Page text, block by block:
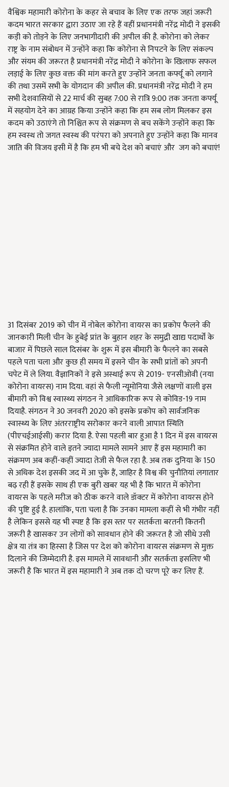
वैश्विक महामारी कोरोना के कहर से बचाव के लिए एक तरफ जहां जरूरी
कदम भारत सरकार द्वारा उठाए जा रहे हैं वहीं प्रधानमंत्री नरेंद्र मोदी ने इसकी
कड़ी को तोड़ने के लिए जनभागीदारी की अपील की है. कोरोना को लेकर
राष्ट्र के नाम संबोधन में उन्होंने कहा कि कोरोना से निपटने के लिए संकल्प
और संयम की जरूरत है प्रधानमंत्री नरेंद्र मोदी ने कोरोना के खिलाफ सफल
लड़ाई के लिए कुछ वक्त की मांग करते हुए उन्होंने जनता कर्फ्यू को लगाने
की तथा उसमें सभी के योगदान की अपील की. प्रधानमंत्री नरेंद्र मोदी ने हम
सभी देशवासियों से 22 मार्च की सुबह 7:00 से रात्रि 9:00 तक जनता कर्फ्यू
में सहयोग देने का आग्रह किया उन्होंने कहा कि हम सब लोग मिलकर इस
कदम को उठाएंगे तो निश्चित रूप से संक्रमण से बच सकेंगे उन्होंने कहा कि
हम स्वस्थ तो जगत स्वस्थ की परंपरा को अपनाते हुए उन्होंने कहा कि मानव
जाति की विजय इसी में है कि हम भी बचे देश को बचाएं और जग को बचाएं!
31 दिसंबर 2019 को चीन में नोबेल कोरोना वायरस का प्रकोप फैलने की
जानकारी मिली चीन के हुबेई प्रांत के बुहान शहर के समुद्री खाद्य पदार्थों के
बाजार में पिछले साल दिसंबर के शुरू में इस बीमारी के फैलने का सबसे
पहले पता चला और कुछ ही समय में इसने चीन के सभी प्रांतों को अपनी
चपेट में ले लिया. वैज्ञानिकों ने इसे अस्थाई रूप से 2019- एनसीओवी (नया
कोरोना वायरस) नाम दिया. वहां से फैली न्यूमोनिया जैसे लक्षणों वाली इस
बीमारी को विश्व स्वास्थ्य संगठन ने आधिकारिक रूप से कोविड-19 नाम
दियाहै. संगठन ने 30 जनवरी 2020 को इसके प्रकोप को सार्वजनिक
स्वास्थ्य के लिए अंतरराष्ट्रीय सरोकार करने वाली आपात स्थिति
(पीएचईआईसी) करार दिया है. ऐसा पहली बार हुआ है 1 दिन में इस वायरस
से संक्रमित होने वाले इतने ज्यादा मामले सामने आए हैं इस महामारी का
संक्रमण अब कहीं-कहीं ज्यादा तेजी से फैल रहा है. अब तक दुनिया के 150
से अधिक देश इसकी जद में आ चुके हैं, जाहिर है विश्व की चुनौतियां लगातार
बढ़ रही हैं इसके साथ ही एक बुरी खबर यह भी है कि भारत में कोरोना
वायरस के पहले मरीज को ठीक करने वाले डॉक्टर में कोरोना वायरस होने
की पुष्टि हुई है. हालांकि, पता चला है कि उनका मामला कहीं से भी गंभीर नहीं
है लेकिन इससे यह भी स्पष्ट है कि इस स्तर पर सतर्कता बरतनी कितनी
जरूरी है खासकर उन लोगों को सावधान होने की जरूरत है जो सीधे उसी
क्षेत्र या तंत्र का हिस्सा है जिस पर देश को कोरोना वायरस संक्रमण से मुक्त
दिलाने की जिम्मेदारी है. इस मामले में सावधानी और सतर्कता इसलिए भी
जरूरी है कि भारत में इस महामारी ने अब तक दो चरण पूरे कर लिए हैं.